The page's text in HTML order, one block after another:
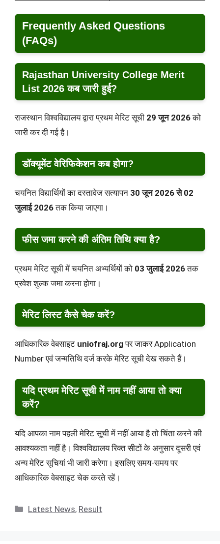
Frequently Asked Questions
(FAQs)
Rajasthan University College Merit
List 2026 कब जारी हुई?
राजस्थान विश्वविद्यालय द्वारा प्रथम मेरिट सूची 29 जून 2026को
जारी कर दी गई है।
डॉक्यूमेंट वेरिफिकेशन कब होगा?
चयनित विद्यार्थियों का दस्तावेज सत्यापन 30 जून 2026 से 02
जुलाई 2026तक किया जाएगा।
फीस जमा करने की अंतिम तिथि क्या है?
प्रथम मेरिट सूची में चयनित अभ्यर्थियों को 03 जुलाई 2026तक
प्रवेश शुल्क जमा करना होगा।
मेरिट लिस्ट कैसे चेक करें?
आधिकारिक वेबसाइट uniofraj.orgपर जाकर Application
Number एवं जन्मतिथि दर्ज करके मेरिट सूची देख सकते हैं।
यदि प्रथम मेरिट सूची में नाम नहीं आया तो क्या
करें?
यदि आपका नाम पहली मेरिट सूची में नहीं आया है तो चिंता करने की
आवश्यकता नहीं है। विश्वविद्यालय रिक्त सीटों के अनुसार दूसरी एवं
अन्य मेरिट सूचियां भी जारी करेगा। इसलिए समय-समय पर
आधिकारिक वेबसाइट चेक करते रहें।
Categories
Latest News, Result